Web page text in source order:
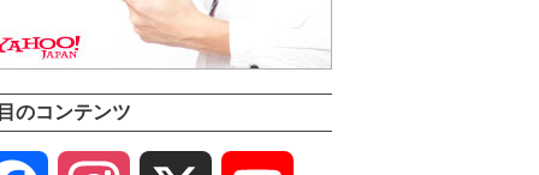
のコンテンツ